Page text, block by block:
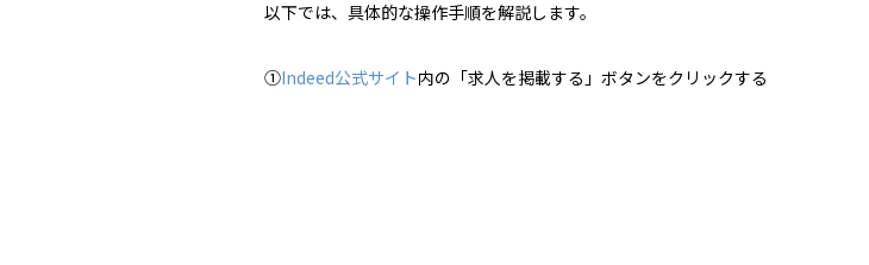
以下では、具体的な操作手順を解説します。
①Indeed公式サイト内の「求人を掲載する」ボタンをクリックする